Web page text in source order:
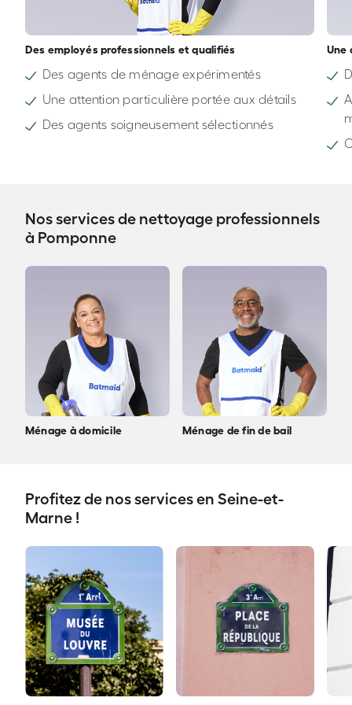
Des employés professionnels et qualifiés
Des agents de ménage expérimentés
Une attention particulière portée aux détails
Des agents soigneusement sélectionnés
Une
Nos services de nettoyage professionnels
à Pomponne
Ménage à domicile Ménage de fin de bail
Profitez de nos services en Seine-et-
Marne !